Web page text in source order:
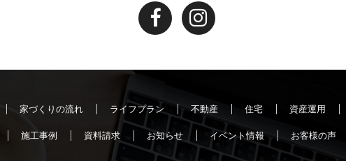
家づくりの流れ ライフプラン 不動産 住宅 資産運用
施工事例 資料請求 お知らせ イベント情報 お客様の声